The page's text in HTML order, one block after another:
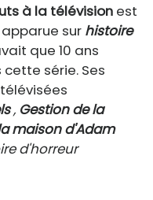
à la télévision est
sur histoire
que 10 ans
série. Ses
, Gestion de la
maison d'Adam
d'horreur